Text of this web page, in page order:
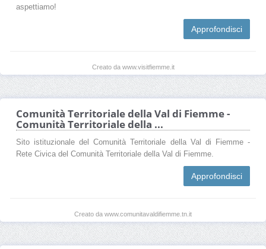
aspettiamo!
Approfondisci
Creato da www.visitfiemme.it
Comunità Territoriale della Val di Fiemme -
Comunità Territoriale della ...
Sito istituzionale del Comunità Territoriale della Val di Fiemme -
Rete Civica del Comunità Territoriale della Val di Fiemme.
Approfondisci
Creato da www.comunitavaldifiemme.tn.it